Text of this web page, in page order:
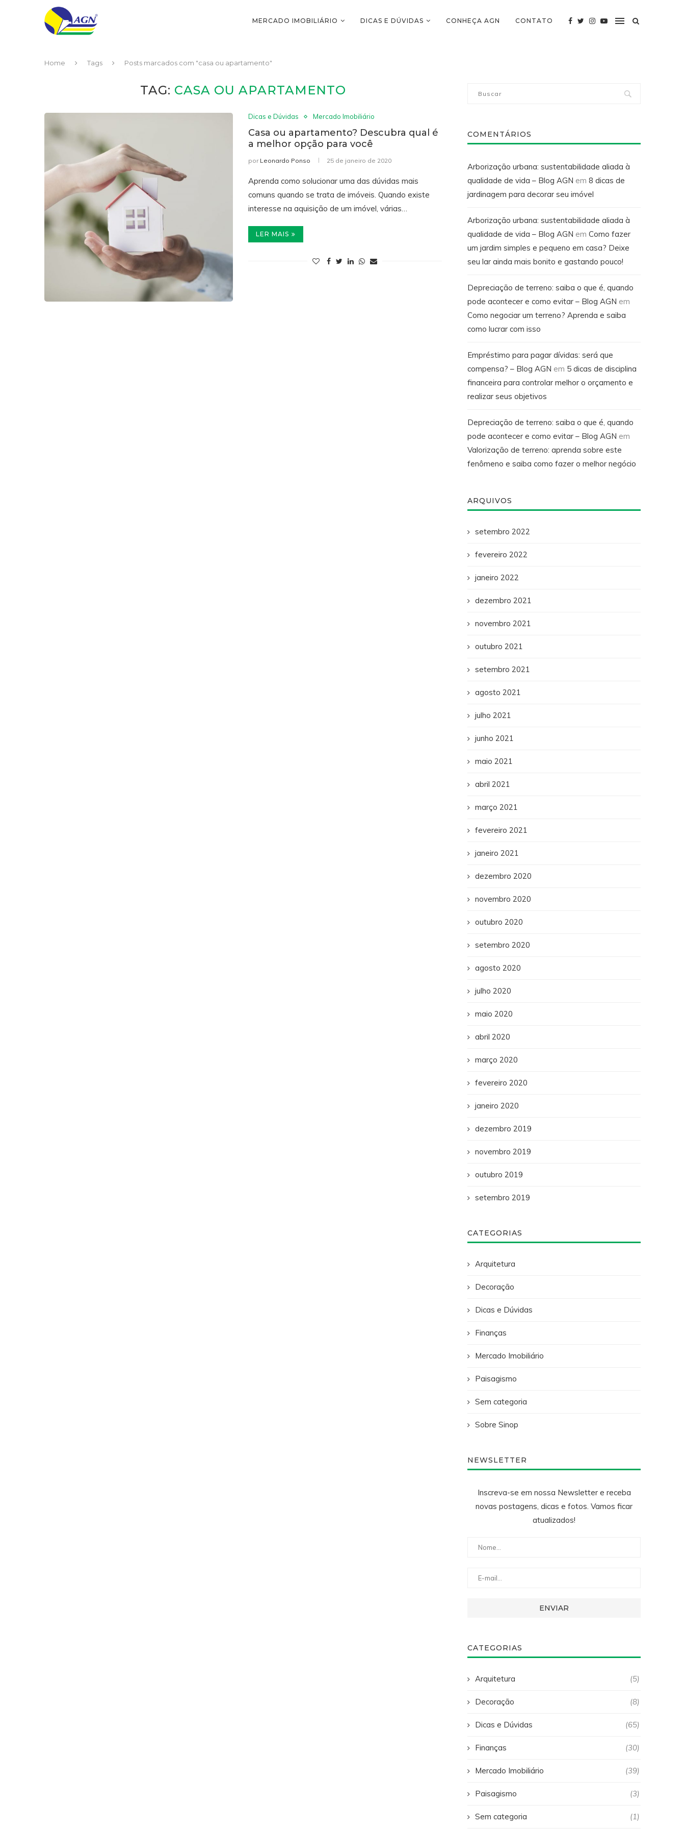
MERCADO IMOBILIÁRIO DICAS E DÚVIDAS CONHEÇA AGN CONTATO
Home Tags Posts marcados com "casa ou apartamento"
TAG: CASA OU APARTAMENTO
Dicas e Dúvidas Mercado Imobiliário
Casa ou apartamento? Descubra qual é
a melhor opção para você
por Leonardo Ponso 25 de janeiro de 2020
Aprenda como solucionar uma das dúvidas mais
comuns quando se trata de imóveis. Quando existe
interesse na aquisição de um imóvel, várias…
LER MAIS
COMENTÁRIOS
Arborização urbana: sustentabilidade aliada à
qualidade de vida – Blog AGN em 8 dicas de
jardinagem para decorar seu imóvel
Arborização urbana: sustentabilidade aliada à
qualidade de vida – Blog AGN em Como fazer
um jardim simples e pequeno em casa? Deixe
seu lar ainda mais bonito e gastando pouco!
Depreciação de terreno: saiba o que é, quando
pode acontecer e como evitar – Blog AGN em
Como negociar um terreno? Aprenda e saiba
como lucrar com isso
Empréstimo para pagar dívidas: será que
compensa? – Blog AGN em 5 dicas de disciplina
financeira para controlar melhor o orçamento e
realizar seus objetivos
Depreciação de terreno: saiba o que é, quando
pode acontecer e como evitar – Blog AGN em
Valorização de terreno: aprenda sobre este
fenômeno e saiba como fazer o melhor negócio
ARQUIVOS
setembro 2022
fevereiro 2022
janeiro 2022
dezembro 2021
novembro 2021
outubro 2021
setembro 2021
agosto 2021
julho 2021
junho 2021
maio 2021
abril 2021
março 2021
fevereiro 2021
janeiro 2021
dezembro 2020
novembro 2020
outubro 2020
setembro 2020
agosto 2020
julho 2020
maio 2020
abril 2020
março 2020
fevereiro 2020
janeiro 2020
dezembro 2019
novembro 2019
outubro 2019
setembro 2019
CATEGORIAS
Arquitetura
Decoração
Dicas e Dúvidas
Finanças
Mercado Imobiliário
Paisagismo
Sem categoria
Sobre Sinop
NEWSLETTER
Inscreva-se em nossa Newsletter e receba
novas postagens, dicas e fotos. Vamos ficar
atualizados!
CATEGORIAS
Arquitetura (5)
Decoração (8)
Dicas e Dúvidas (65)
Finanças (30)
Mercado Imobiliário (39)
Paisagismo (3)
Sem categoria (1)